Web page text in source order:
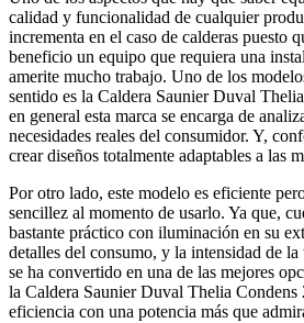
calidad y funcionalidad de cualquier
incrementa en el caso de calderas puesto
beneficio un equipo que requiera una
amerite mucho trabajo. Uno de los
sentido es la Caldera Saunier Duval
en general esta marca se encarga de
necesidades reales del consumidor. Y,
crear diseños totalmente adaptables a las
Por otro lado, este modelo es eficiente
sencillez al momento de usarlo. Ya que,
bastante práctico con iluminación en su
detalles del consumo, y la intensidad de la
se ha convertido en una de las mejores
la Caldera Saunier Duval Thelia Condens
eficiencia con una potencia más que